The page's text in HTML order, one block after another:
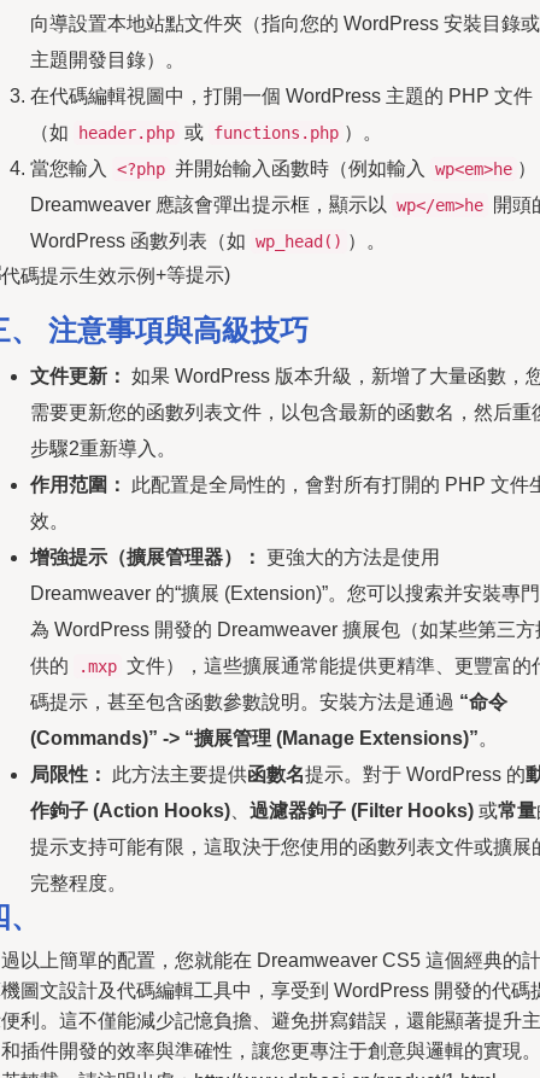
向導設置本地站點文件夾（指向您的 WordPress 安裝目錄或
主題開發目錄）。
在代碼編輯視圖中，打開一個 WordPress 主題的 PHP 文件
（如
header.php 或 functions.php ）。
當您輸入
<?php 并開始輸入函數時（例如輸入 wp<em>he
Dreamweaver 應該會彈出提示框，顯示以
wp</em>he
開頭
WordPress 函數列表（如 wp_head() ）。
+等提示)
、 注意事項與高級技巧
文件更新： 如果 WordPress 版本升級，新增了大量函數，
需要更新您的函數列表文件，以包含最新的函數名，然后重
步驟2重新導入。
作用范圍：
此配置是全局性的，會對所有打開的 PHP 文件
效。
增強提示（擴展管理器）： 更強大的方法是使用
Dreamweaver 的“擴展 (Extension)”。您可以搜索并安裝專門
為 WordPress 開發的 Dreamweaver 擴展包（如某些第三方
供的
.mxp 文件），這些擴展通常能提供更精準、更豐富的
碼提示，甚至包含函數參數說明。安裝方法是通過 “命令
(Commands)” -> “擴展管理 (Manage Extensions)”。
局限性：
此方法主要提供函數名提示。對于 WordPress 的
作鉤子 (Action Hooks)
過濾器鉤子 (Filter Hooks) 或常量
提示支持可能有限，這取決于您使用的函數列表文件或擴展
完整程度。
以上簡單的配置，您就能在 Dreamweaver CS5 這個經典的計
圖文設計及代碼編輯工具中，享受到 WordPress 開發的代碼
利。這不僅能減少記憶負擔、避免拼寫錯誤，還能顯著提升主
插件開發的效率與準確性，讓您更專注于創意與邏輯的實現。